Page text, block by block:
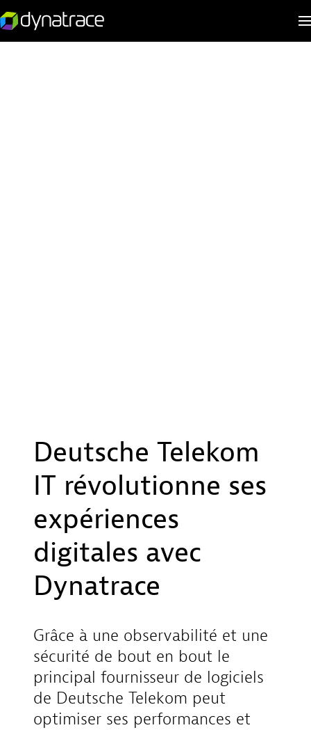
Deutsche Telekom
IT révolutionne ses
expériences
digitales avec
Dynatrace
Grâce à une observabilité et une
sécurité de bout en bout le
principal fournisseur de logiciels
de Deutsche Telekom peut
optimiser ses performances et